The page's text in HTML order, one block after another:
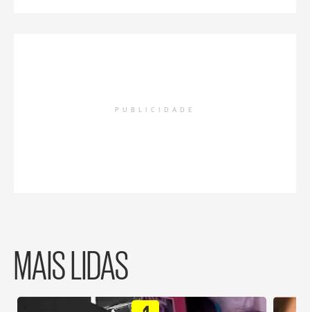
PUBLICIDADE
MAIS LIDAS